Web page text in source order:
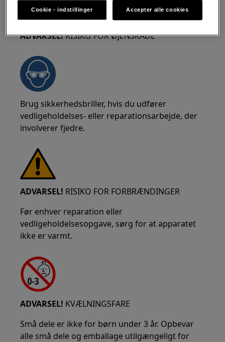
ADVARSEL!RISIKO FOR ØJENSKADE
Brug sikkerhedsbriller, hvis du udfører
vedligeholdelses- eller reparationsarbejde, der
involverer fjedre.
ADVARSEL! RISIKO FOR FORBRÆNDINGER
Før enhver reparation eller
vedligeholdelsesopgave, sørg for at apparatet
ikke er varmt.
ADVARSEL! KVÆLNINGSFARE
Små dele er ikke for børn under 3 år. Opbevar
alle små dele og emballage utilgængeligt for
Cookie - indstillinger Accepter alle cookies